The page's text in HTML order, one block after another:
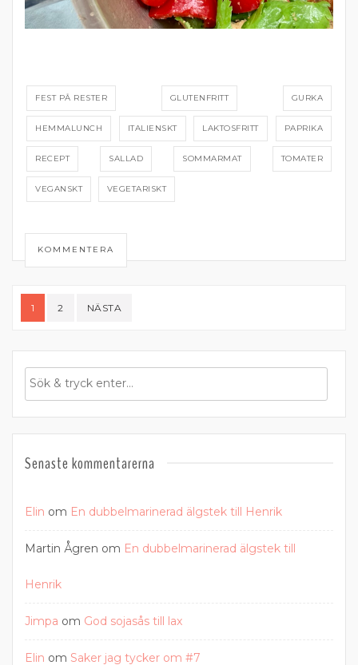
FEST PÅ RESTER GLUTENFRITT GURKA
HEMMALUNCH ITALIENSKT LAKTOSFRITT PAPRIKA
RECEPT SALLAD SOMMARMAT TOMATER
VEGANSKT VEGETARISKT
KOMMENTERA
Sidnumrering
för
1 2 NÄSTA
Senaste kommentarerna
Elin om En dubbelmarinerad älgstek till Henrik
Martin Ågren om En dubbelmarinerad älgstek till
Henrik
Jimpa om God sojasås till lax
Elin om Saker jag tycker om #7